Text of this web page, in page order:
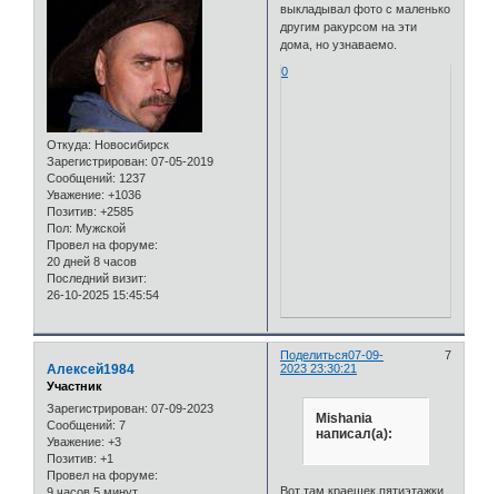
Откуда: Новосибирск
Зарегистрирован: 07-05-2019
Сообщений: 1237
Уважение: +1036
Позитив: +2585
Пол: Мужской
Провел на форуме:
20 дней 8 часов
Последний визит:
26-10-2025 15:45:54
выкладывал фото с маленько
другим ракурсом на эти
дома, но узнаваемо.
0
Поделиться 7
07-09-
2023 23:30:21
Алексей1984
Участник
Зарегистрирован: 07-09-2023
Сообщений: 7
Уважение: +3
Позитив: +1
Провел на форуме:
Mishania
написал(а):
Вот там краешек пятиэтажки,